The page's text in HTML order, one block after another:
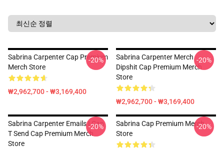
Sabrina Carpenter Cap Premium
Merch Store
₩2,962,700 - ₩3,169,400
-20%
Sabrina Carpenter Merch
Dipshit Cap Premium Merch
Store
₩2,962,700 - ₩3,169,400
-20%
Sabrina Carpenter Emails I Can
T Send Cap Premium Merch
Store
-20%
Sabrina Cap Premium Merch
Store
-20%